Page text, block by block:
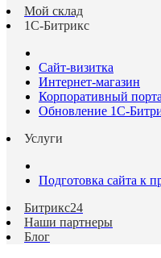
Мой склад
1С-Битрикс
Сайт-визитка
Интернет-магазин
Корпоративный
Обновление 1С-
Услуги
Подготовка сайта к
Битрикс24
Наши партнеры
Блог